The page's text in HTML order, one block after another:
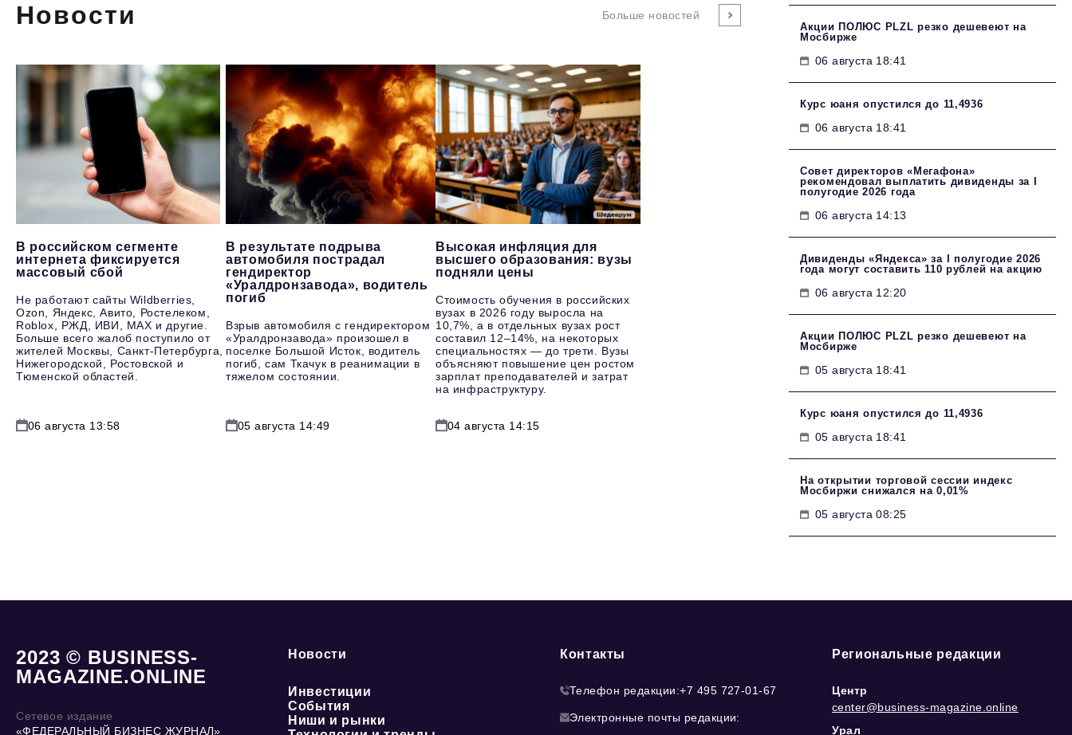
Новости Больше новостей
В российском сегменте
интернета фиксируется
массовый сбой
Не работают сайты Wildberries,
Ozon, Яндекс, Авито, Ростелеком,
Roblox, РЖД, ИВИ, MAX и другие.
Больше всего жалоб поступило от
жителей Москвы, Санкт-Петербурга,
Нижегородской, Ростовской и
Тюменской областей.
06 августа 13:58
В результате подрыва
автомобиля пострадал
гендиректор
«Уралдронзавода», водитель
погиб
Взрыв автомобиля с гендиректором
«Уралдронзавода» произошел в
поселке Большой Исток, водитель
погиб, сам Ткачук в реанимации в
тяжелом состоянии.
05 августа 14:49
Высокая инфляция для
высшего образования: вузы
подняли цены
Стоимость обучения в российских
вузах в 2026 году выросла на
10,7%, а в отдельных вузах рост
составил 12–14%, на некоторых
специальностях — до трети. Вузы
объясняют повышение цен ростом
зарплат преподавателей и затрат
на инфраструктуру.
04 августа 14:15
Акции ПОЛЮС PLZL резко дешевеют на
Мосбирже
06 августа 18:41
Курс юаня опустился до 11,4936
06 августа 18:41
Совет директоров «Мегафона»
рекомендовал выплатить дивиденды за I
полугодие 2026 года
06 августа 14:13
Дивиденды «Яндекса» за I полугодие 2026
года могут составить 110 рублей на акцию
06 августа 12:20
Акции ПОЛЮС PLZL резко дешевеют на
Мосбирже
05 августа 18:41
Курс юаня опустился до 11,4936
05 августа 18:41
На открытии торговой сессии индекс
Мосбиржи снижался на 0,01%
05 августа 08:25
2023 © BUSINESS-
MAGAZINE.ONLINE
Сетевое издание
«ФЕДЕРАЛЬНЫЙ БИЗНЕС ЖУРНАЛ»
Новости
Инвестиции
События
Ниши и рынки
Контакты
Телефон редакции:+7 495 727-01-67
Электронные почты редакции:
Региональные редакции
Центр
center@business-magazine.online
Урал